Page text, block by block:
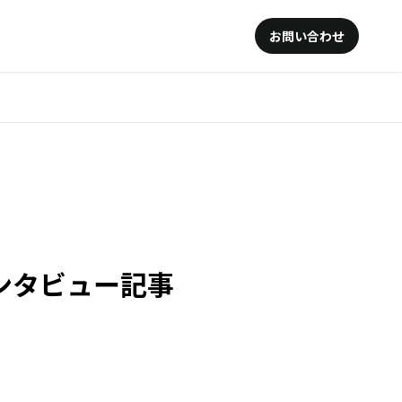
お問い合わせ
タビュー記事